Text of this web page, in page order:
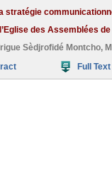
stratégie
des Assemblées
Sèdjrofidé Montcho,
Full Text